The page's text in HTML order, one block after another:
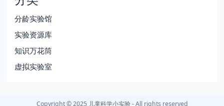
分龄实验馆
实验资源库
知识万花筒
虚拟实验室
Copyright © 2025 儿童科学小实验- All rights reserved